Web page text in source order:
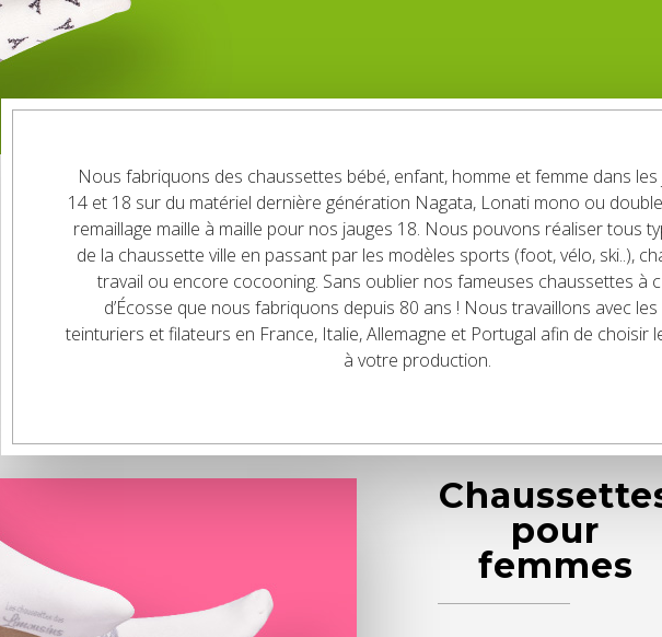
Nous fabriquons des chaussettes bébé, enfant, homme et femme dans les
14 et 18 sur du matériel dernière génération Nagata, Lonati mono ou
remaillage maille à maille pour nos jauges 18. Nous pouvons réaliser tous
de la chaussette ville en passant par les modèles sports (foot, vélo, ski..),
travail ou encore cocooning. Sans oublier nos fameuses chaussettes à
d’Écosse que nous fabriquons depuis 80 ans ! Nous travaillons avec
teinturiers et filateurs en France, Italie, Allemagne et Portugal afin de choisir
à votre production.
pour
femmes